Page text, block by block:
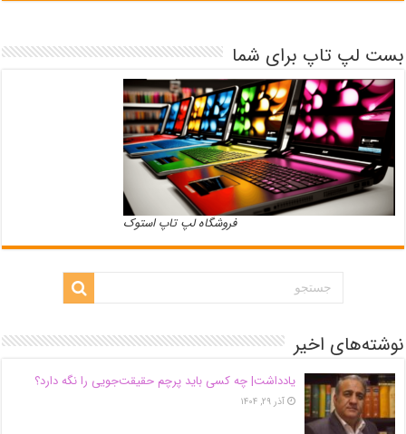
بست لپ تاپ برای شما
فروشگاه لپ تاپ استوک
نوشته‌های اخیر
یادداشت| ‌چه کسی باید پرچم حقیقت‌جویی را نگه دارد؟
آذر ۲۹, ۱۴۰۴